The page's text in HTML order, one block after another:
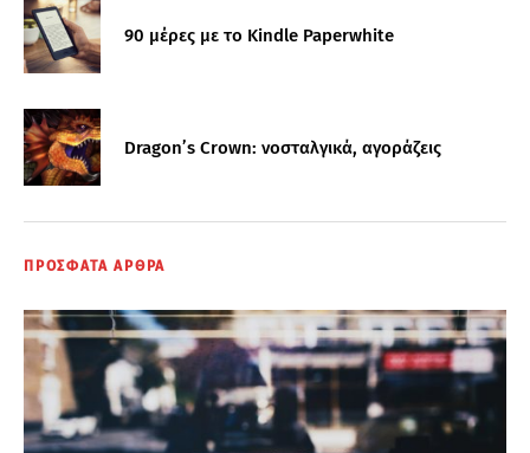
90 μέρες με το Kindle Paperwhite
Dragon’s Crown: νοσταλγικά, αγοράζεις
ΠΡΟΣΦΑΤΑ ΑΡΘΡΑ